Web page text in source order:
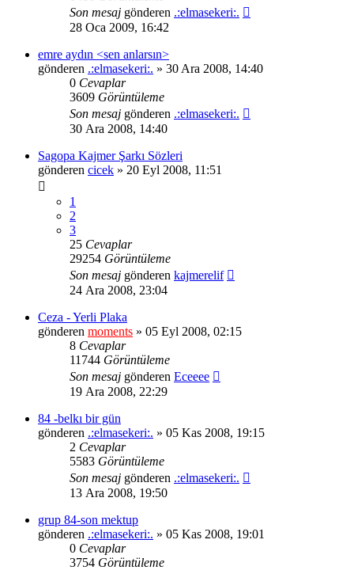
Son mesaj gönderen .:elmasekeri:.
28 Oca 2009, 16:42
emre aydın <sen anlarsın>
gönderen .:elmasekeri:. » 30 Ara 2008, 14:40
0 Cevaplar
3609 Görüntüleme
Son mesaj gönderen .:elmasekeri:.
30 Ara 2008, 14:40
Sagopa Kajmer Şarkı Sözleri
gönderen cicek » 20 Eyl 2008, 11:51
1
2
3
25 Cevaplar
29254 Görüntüleme
Son mesaj gönderen kajmerelif
24 Ara 2008, 23:04
Ceza - Yerli Plaka
gönderen moments » 05 Eyl 2008, 02:15
8 Cevaplar
11744 Görüntüleme
Son mesaj gönderen Eceeee
19 Ara 2008, 22:29
84 -belkı bir gün
gönderen .:elmasekeri:. » 05 Kas 2008, 19:15
2 Cevaplar
5583 Görüntüleme
Son mesaj gönderen .:elmasekeri:.
13 Ara 2008, 19:50
grup 84-son mektup
gönderen .:elmasekeri:. » 05 Kas 2008, 19:01
0 Cevaplar
3754 Görüntüleme